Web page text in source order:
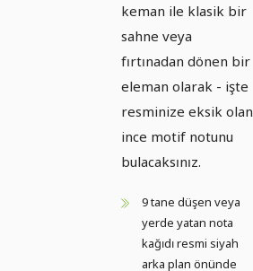
keman ile klasik bir
sahne veya
fırtınadan dönen bir
eleman olarak - işte
resminize eksik olan
ince motif notunu
bulacaksınız.
9 tane düşen veya
yerde yatan nota
kağıdı resmi siyah
arka plan önünde